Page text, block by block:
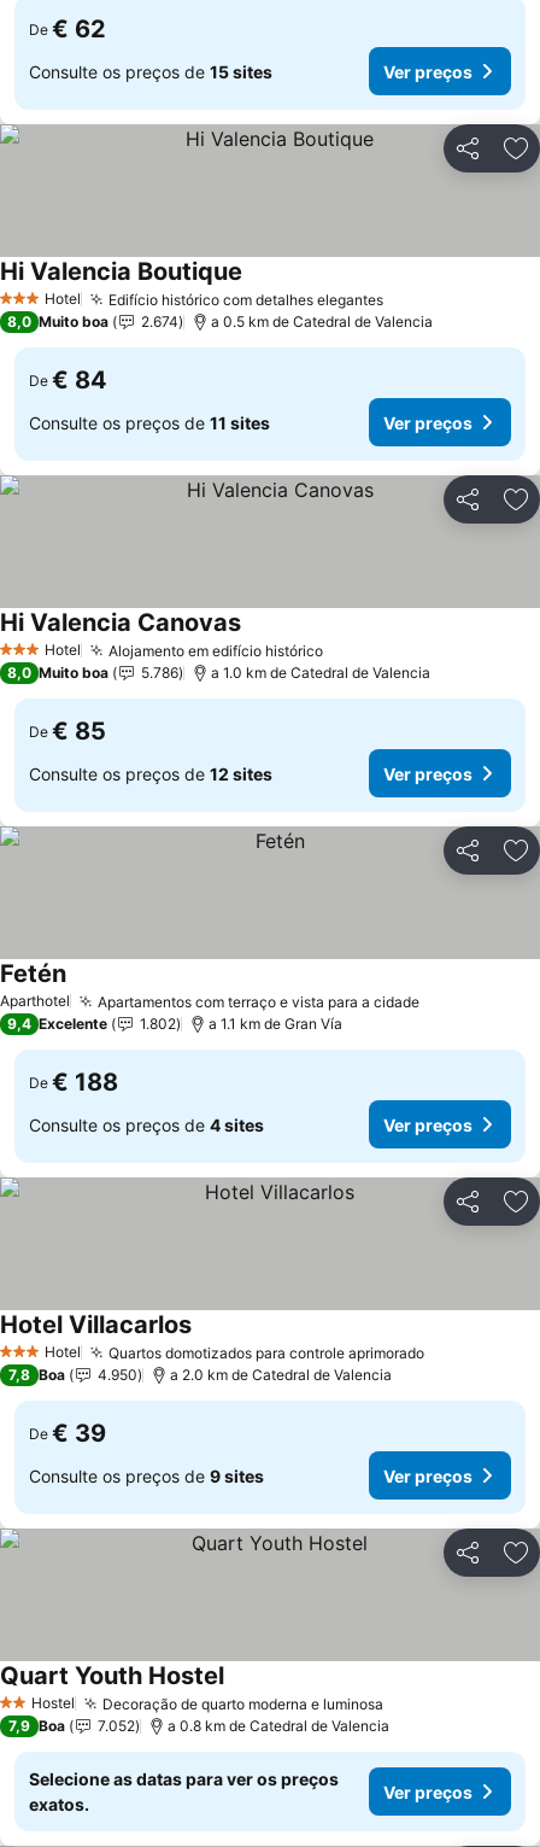
De € 62
Consulte os preços de 15 sites Ver preços
Partilhar
3 EstrelasHotel Edifício histórico com detalhes elegantes
Hi Valencia Boutique
8,0 Muito boa 2.674 a 0.5 km de Catedral de Valencia
De € 84
Consulte os preços de 11 sites Ver preços
Partilhar
3 EstrelasHotel Alojamento em edifício histórico
Hi Valencia Canovas
8,0 Muito boa 5.786 a 1.0 km de Catedral de Valencia
De € 85
Consulte os preços de 12 sites Ver preços
Partilhar
Aparthotel Apartamentos com terraço e vista para a cidade
Fetén
9,4 Excelente 1.802 a 1.1 km de Gran Vía
De € 188
Consulte os preços de 4 sites Ver preços
Partilhar
3 EstrelasHotel Quartos domotizados para controle aprimorado
Hotel Villacarlos
7,8 Boa 4.950 a 2.0 km de Catedral de Valencia
De € 39
Consulte os preços de 9 sites Ver preços
Partilhar
2 Estrelas
Hostel Decoração de quarto moderna e luminosa
Quart Youth Hostel
7,9 Boa 7.052 a 0.8 km de Catedral de Valencia
Selecione as datas para ver os preços
exatos.
Ver preços